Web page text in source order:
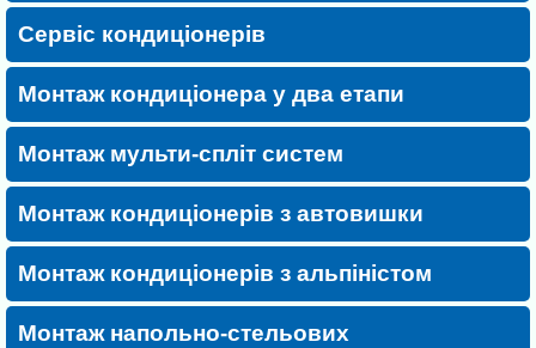
Сервіс кондиціонерів
Монтаж кондиціонера у два етапи
Монтаж мульти-спліт систем
Монтаж кондиціонерів з автовишки
Монтаж кондиціонерів з альпіністом
Монтаж напольно-стельових